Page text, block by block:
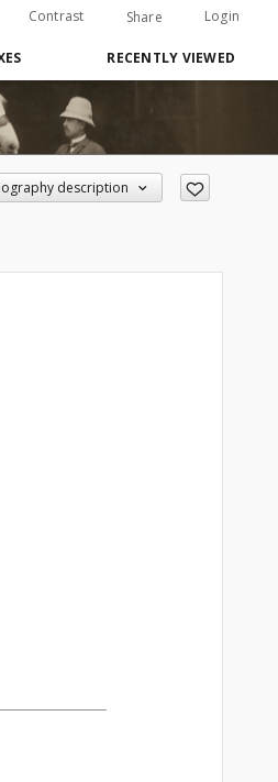
Contrast Share Login
RECENTLY VIEWED
description